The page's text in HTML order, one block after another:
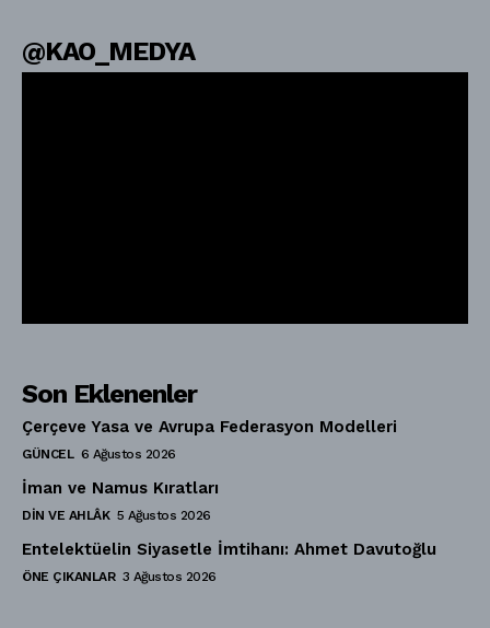
@KAO_MEDYA
Son Eklenenler
Çerçeve Yasa ve Avrupa Federasyon Modelleri
GÜNCEL 6 Ağustos 2026
İman ve Namus Kıratları
DIN VE AHLÂK 5 Ağustos 2026
Entelektüelin Siyasetle İmtihanı: Ahmet Davutoğlu
ÖNE ÇIKANLAR 3 Ağustos 2026